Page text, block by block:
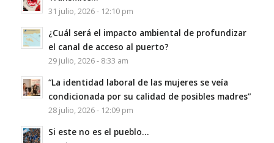
31 julio, 2026 - 12:10 pm
¿Cuál será el impacto ambiental de profundizar
el canal de acceso al puerto?
29 julio, 2026 - 8:33 am
“La identidad laboral de las mujeres se veía
condicionada por su calidad de posibles madres”
28 julio, 2026 - 12:09 pm
Si este no es el pueblo…